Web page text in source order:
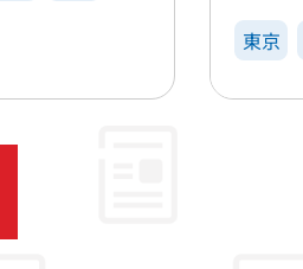
東京